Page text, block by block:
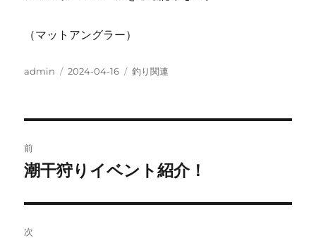
（マットアングラー）
投
admin
投
2024-04-16
カ
釣り関連
稿
ビ
前
前
投
稿:
潮干狩りイベント紹介！
次